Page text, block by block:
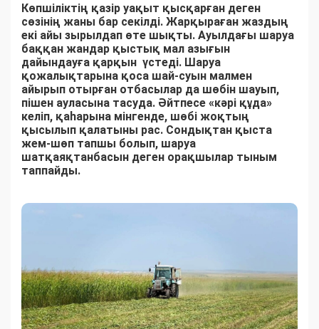
Көпшіліктің қазір уақыт қысқарған деген
сөзінің жаны бар секілді. Жарқыраған жаздың
екі айы зырылдап өте шықты. Ауылдағы шаруа
баққан жандар қыстық мал азығын
дайындауға қарқын үстеді. Шаруа
қожалықтарына қоса шай-суын малмен
айырып отырған отбасылар да шөбін шауып,
пішен ауласына тасуда. Әйтпесе «кәрі құда»
келіп, қаһарына мінгенде, шөбі жоқтың
қысылып қалатыны рас. Сондықтан қыста
жем-шөп тапшы болып, шаруа
шатқаяқтанбасын деген орақшылар тыным
таппайды.